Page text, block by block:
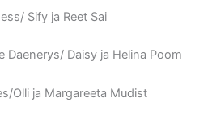
Sify ja Reet Sai
Daenerys/ Daisy ja Helina Poom
Olli ja Margareeta Mudist